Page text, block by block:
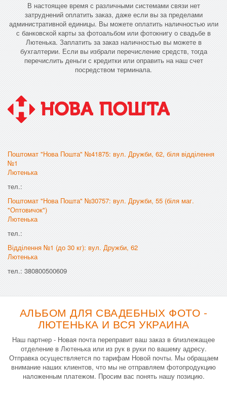
В настоящее время с различными системами связи нет
затруднений оплатить заказ, даже если вы за пределами
административной единицы. Вы можете оплатить наличностью или
с банковской карты за фотоальбом или фотокнигу о свадьбе в
Лютенька. Заплатить за заказ наличностью вы можете в
бухгалтерии. Если вы избрали перечисление средств, тогда
перечислить деньги с кредитки или оправить на наш счет
посредством терминала.
Поштомат "Нова Пошта" №41875: вул. Дружби, 62, біля відділення
№1
Лютенька
тел.:
Поштомат "Нова Пошта" №30757: вул. Дружби, 55 (біля маг.
"Оптовичок")
Лютенька
тел.:
Відділення №1 (до 30 кг): вул. Дружби, 62
Лютенька
тел.: 380800500609
АЛЬБОМ ДЛЯ СВАДЕБНЫХ ФОТО -
ЛЮТЕНЬКА И ВСЯ УКРАИНА
Наш партнер - Новая почта переправит ваш заказ в близлежащее
отделение в Лютенька или из рук в руки по вашему адресу.
Отправка осуществляется по тарифам Новой почты. Мы обращаем
внимание наших клиентов, что мы не отправляем фотопродукцию
наложенным платежом. Просим вас понять нашу позицию.